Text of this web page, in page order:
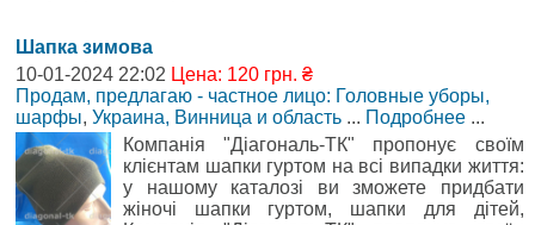
Шапка зимова
10-01-2024 22:02 Цена: 120 грн. ₴
Продам, предлагаю - частное лицо: Головные уборы,
шарфы, Украина, Винница и область ... Подробнее ...
Компанія "Діагональ-ТК" пропонує своїм
клієнтам шапки гуртом на всі випадки життя:
у нашому каталозі ви зможете придбати
жіночі шапки гуртом, шапки для дітей,